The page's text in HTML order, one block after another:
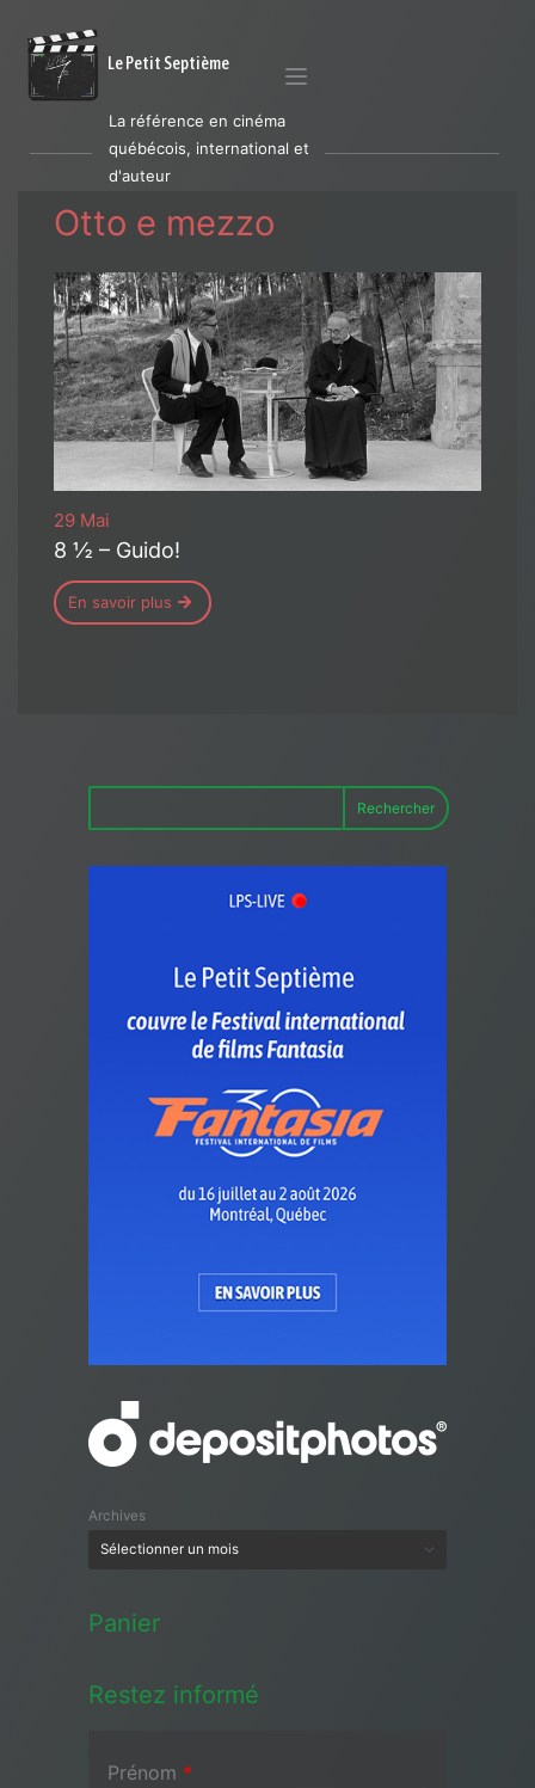
Le Petit Septième
La référence en cinéma
québécois, international et
d'auteur
Otto e mezzo
29 Mai
8 ½ – Guido!
En savoir plus
Rechercher
Archives
Panier
Restez informé
Prénom *